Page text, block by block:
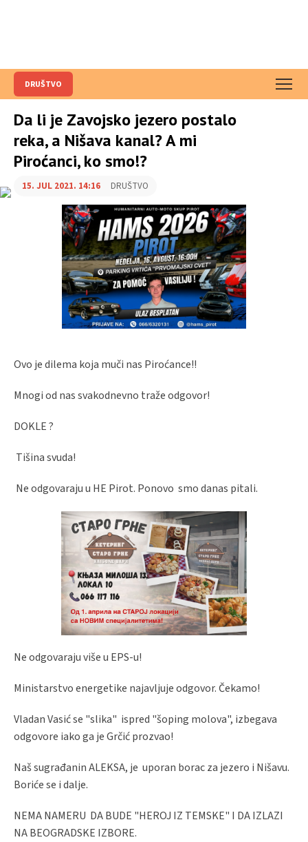
DRUŠTVO
Da li je Zavojsko jezero postalo
reka, a Nišava kanal? A mi
Piroćanci, ko smo!?
15. JUL 2021. 14:16 DRUŠTVO
Ovo je dilema koja muči nas Piroćance!!
Mnogi od nas svakodnevno traže odgovor!
DOKLE ?
Tišina svuda!
Ne odgovaraju u HE Pirot. Ponovo smo danas pitali.
Ne odgovaraju više u EPS-u!
Ministarstvo energetike najavljuje odgovor. Čekamo!
Vladan Vasić se "slika" ispred "šoping molova", izbegava
odgovore iako ga je Grčić prozvao!
Naš sugrađanin ALEKSA, je uporan borac za jezero i Nišavu.
Boriće se i dalje.
NEMA NAMERU DA BUDE "HEROJ IZ TEMSKE" I DA IZLAZI
NA BEOGRADSKE IZBORE.